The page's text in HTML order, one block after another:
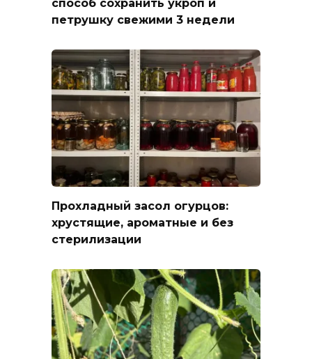
способ сохранить укроп и
петрушку свежими 3 недели
Прохладный засол огурцов:
хрустящие, ароматные и без
стерилизации